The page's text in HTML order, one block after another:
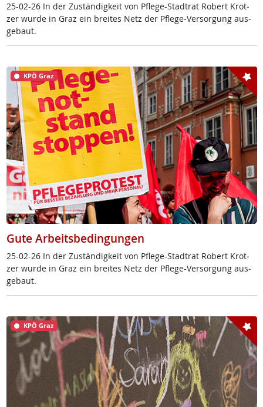
25-02-26 In der Zu­stän­dig­keit von Pf­le­ge-Stadt­rat Robert Krot­
zer wur­de in Graz ein brei­tes Netz der Pf­le­ge-Ver­sor­gung aus­
ge­baut.
KPÖ Graz
Gute Arbeitsbedingungen
25-02-26 In der Zu­stän­dig­keit von Pf­le­ge-Stadt­rat Robert Krot­
zer wur­de in Graz ein brei­tes Netz der Pf­le­ge-Ver­sor­gung aus­
ge­baut.
KPÖ Graz